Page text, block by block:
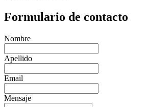
Formulario de contacto
Nombre
Apellido
Email
Mensaje